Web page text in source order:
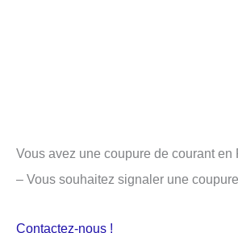
Vous avez une coupure de courant en
– Vous souhaitez signaler une
Contactez-nous !